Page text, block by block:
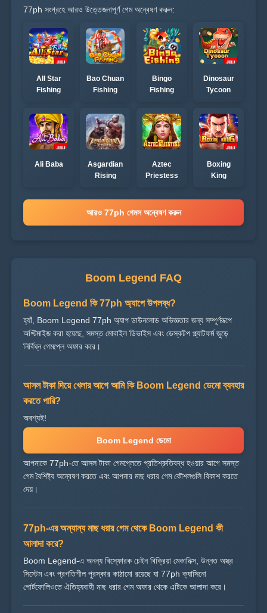
77ph সংগ্রহে আরও উত্তেজনাপূর্ণ গেম অন্বেষণ করুন:
All Star
Fishing
Bao Chuan
Fishing
Bingo
Fishing
Dinosaur
Tycoon
Ali Baba
Asgardian
Rising
Aztec
Priestess
Boxing
King
আরও 77ph গেমস অন্বেষণ করুন
Boom Legend FAQ
Boom Legend কি 77ph অ্যাপে উপলব্ধ?
হ্যাঁ, Boom Legend 77ph অ্যাপ ডাউনলোড অভিজ্ঞতার জন্য সম্পূর্ণরূপে
অপ্টিমাইজ করা হয়েছে, সমস্ত মোবাইল ডিভাইস এবং ডেস্কটপ প্ল্যাটফর্ম জুড়ে
নির্বিঘ্ন গেমপ্লে অফার করে।
আসল টাকা দিয়ে খেলার আগে আমি কি Boom Legend ডেমো ব্যবহার
করতে পারি?
অবশ্যই!
Boom Legend ডেমো
আপনাকে 77ph-তে আসল টাকা গেমপ্লেতে প্রতিশ্রুতিবদ্ধ হওয়ার আগে সমস্ত
গেম বৈশিষ্ট্য অন্বেষণ করতে এবং আপনার মাছ ধরার গেম কৌশলগুলি বিকাশ করতে
দেয়।
77ph-এর অন্যান্য মাছ ধরার গেম থেকে Boom Legend কী
আলাদা করে?
Boom Legend-এ অনন্য বিস্ফোরক চেইন বিক্রিয়া মেকানিক্স, উন্নত অস্ত্র
সিস্টেম এবং প্রগতিশীল পুরস্কার কাঠামো রয়েছে যা 77ph ক্যাসিনো
পোর্টফোলিওতে ঐতিহ্যবাহী মাছ ধরার গেম অফার থেকে এটিকে আলাদা করে।